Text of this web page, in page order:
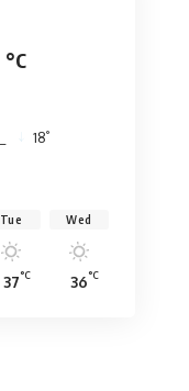
°C
18°
Tue
37°C
Wed
36°C